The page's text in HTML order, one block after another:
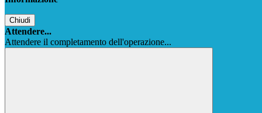
Chiudi
Attendere...
Attendere il completamento dell'operazione...